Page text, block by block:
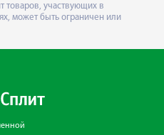
товаров, участвующих в
может быть ограничен или